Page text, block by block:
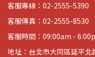
客服專線：02-2555-5390
客服傳真：02-2555-8530
客服時間：09:00am -
地址：台北市大同區延平